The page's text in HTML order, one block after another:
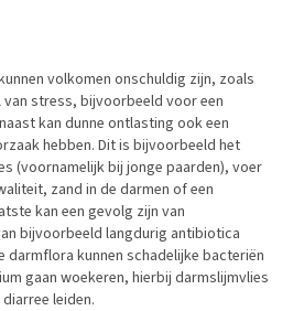
volkomen onschuldig zijn, zoals
stress, bijvoorbeeld voor een
kan dunne ontlasting ook een
hebben. Dit is bijvoorbeeld het
(voornamelijk bij jonge paarden), voer
zand in de darmen of een
kan een gevolg zijn van
bijvoorbeeld langdurig antibiotica
darmflora kunnen schadelijke bacteriën
gaan woekeren, hierbij darmslijmvlies
leiden.